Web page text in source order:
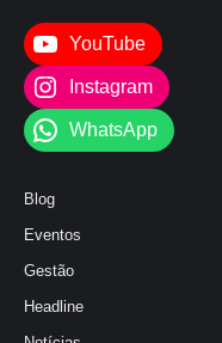
YouTube
Instagram
WhatsApp
Blog
Eventos
Gestão
Headline